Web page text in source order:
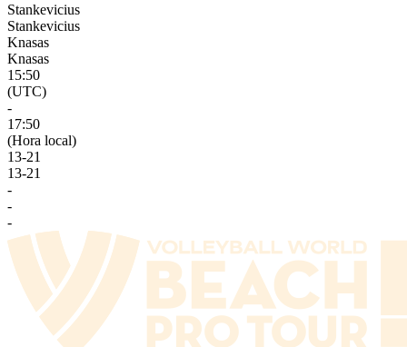
Stankevicius
Stankevicius
Knasas
Knasas
15:50
(UTC)
-
17:50
(Hora local)
13-21
13-21
-
-
-